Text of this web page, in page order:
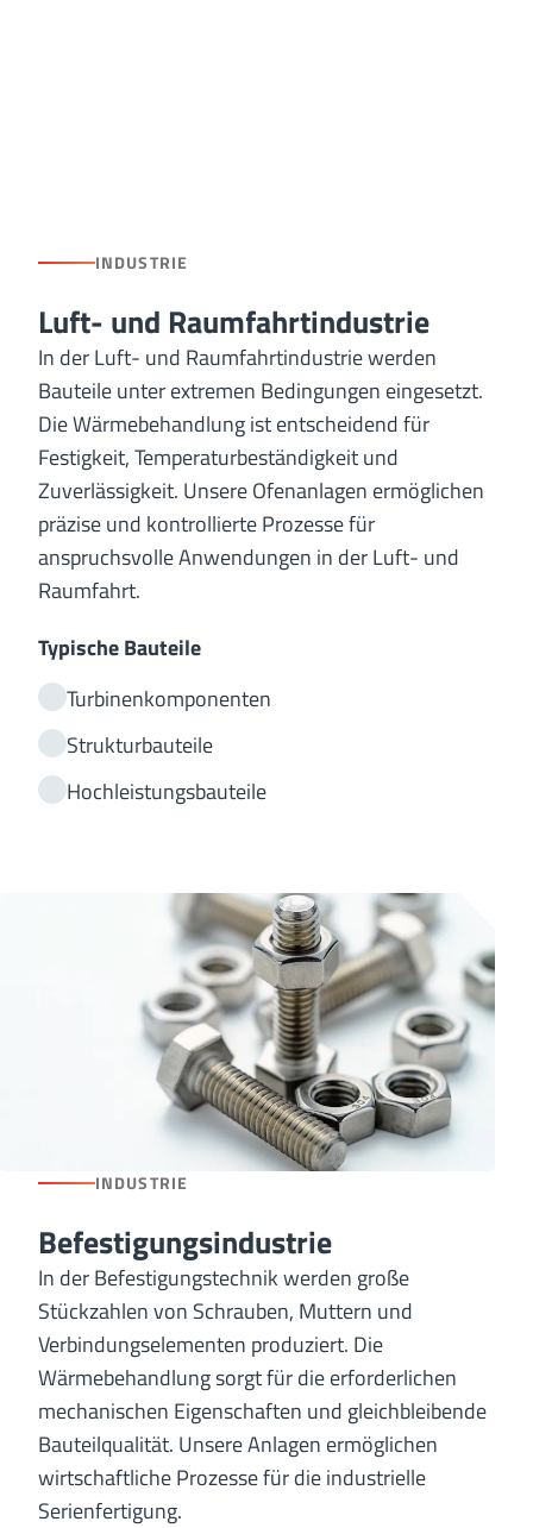
INDUSTRIE
Luft- und Raumfahrtindustrie
In der Luft- und Raumfahrtindustrie werden
Bauteile unter extremen Bedingungen eingesetzt.
Die Wärmebehandlung ist entscheidend für
Festigkeit, Temperaturbeständigkeit und
Zuverlässigkeit. Unsere Ofenanlagen ermöglichen
präzise und kontrollierte Prozesse für
anspruchsvolle Anwendungen in der Luft- und
Raumfahrt.
Typische Bauteile
Turbinenkomponenten
Strukturbauteile
Hochleistungsbauteile
INDUSTRIE
Befestigungsindustrie
In der Befestigungstechnik werden große
Stückzahlen von Schrauben, Muttern und
Verbindungselementen produziert. Die
Wärmebehandlung sorgt für die erforderlichen
mechanischen Eigenschaften und gleichbleibende
Bauteilqualität. Unsere Anlagen ermöglichen
wirtschaftliche Prozesse für die industrielle
Serienfertigung.